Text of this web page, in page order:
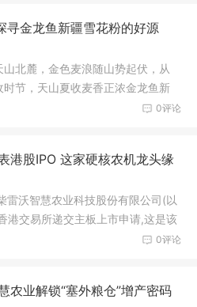
寻金龙鱼新疆雪花粉的好源
北麓，金色麦浪随山势起伏，从
节，天山夏收麦香正浓金龙鱼新
0评论
港股IPO 这家硬核农机龙头缘
雷沃智慧农业科技股份有限公司(以
港交易所递交主板上市申请,这是该
0评论
农业解锁“塞外粮仓”增产密码